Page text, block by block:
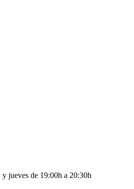
jueves de 19:00h a 20:30h